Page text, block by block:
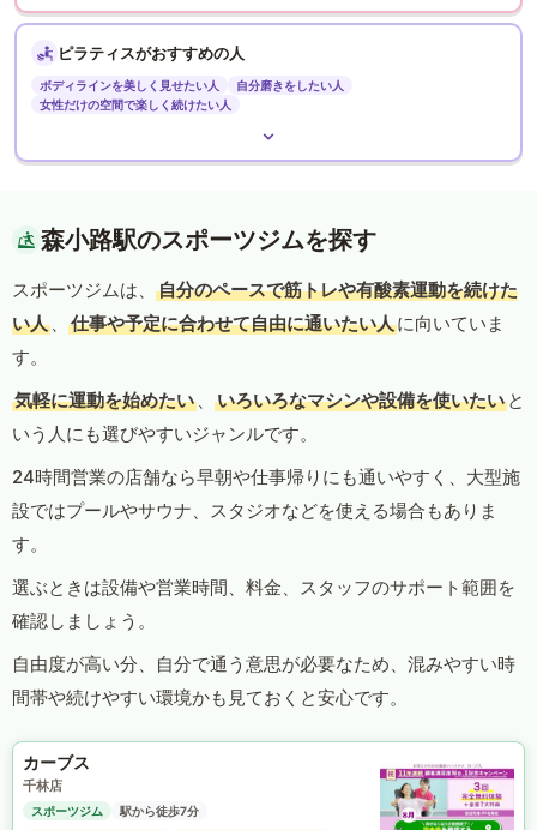
ピラティスがおすすめの人
ボディラインを美しく見せたい人
自分磨きをしたい人
女性だけの空間で楽しく続けたい人
森小路駅のスポーツジムを探す
スポーツジムは、
自分のペースで筋トレや有酸素運動を続けた
い人 、 仕事や予定に合わせて自由に通いたい人に向いていま
す。
気軽に運動を始めたい 、 いろいろなマシンや設備を使いたい と
いう人にも選びやすいジャンルです。
24時間営業の店舗なら早朝や仕事帰りにも通いやすく、大型施
設ではプールやサウナ、スタジオなどを使える場合もありま
す。
選ぶときは設備や営業時間、料金、スタッフのサポート範囲を
確認しましょう。
自由度が高い分、自分で通う意思が必要なため、混みやすい時
間帯や続けやすい環境かも見ておくと安心です。
カーブス
千林店
スポーツジム
駅から徒歩7分